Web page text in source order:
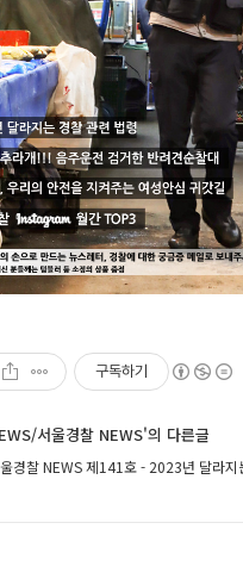
구독하기
서울경찰 NEWS'의 다른글
경찰 NEWS 제141호 - 2023년 달라지